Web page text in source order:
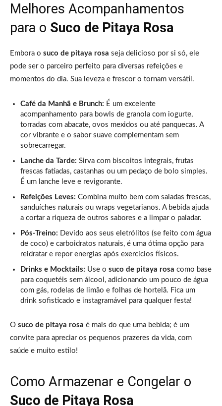
Melhores Acompanhamentos
para o Suco de Pitaya Rosa
Embora o suco de pitaya rosa seja delicioso por si só, ele
pode ser o parceiro perfeito para diversas refeições e
momentos do dia. Sua leveza e frescor o tornam versátil.
Café da Manhã e Brunch: É um excelente
acompanhamento para bowls de granola com iogurte,
torradas com abacate, ovos mexidos ou até panquecas. A
cor vibrante e o sabor suave complementam sem
sobrecarregar.
Lanche da Tarde: Sirva com biscoitos integrais, frutas
frescas fatiadas, castanhas ou um pedaço de bolo simples.
É um lanche leve e revigorante.
Refeições Leves: Combina muito bem com saladas frescas,
sanduíches naturais ou wraps vegetarianos. A bebida ajuda
a cortar a riqueza de outros sabores e a limpar o paladar.
Pós-Treino: Devido aos seus eletrólitos (se feito com água
de coco) e carboidratos naturais, é uma ótima opção para
reidratar e repor energias após exercícios físicos.
Drinks e Mocktails: Use o suco de pitaya rosa como base
para coquetéis sem álcool, adicionando um pouco de água
com gás, rodelas de limão e folhas de hortelã. Fica um
drink sofisticado e instagramável para qualquer festa!
O suco de pitaya rosa é mais do que uma bebida; é um
convite para apreciar os pequenos prazeres da vida, com
saúde e muito estilo!
Como Armazenar e Congelar o
Suco de Pitaya Rosa